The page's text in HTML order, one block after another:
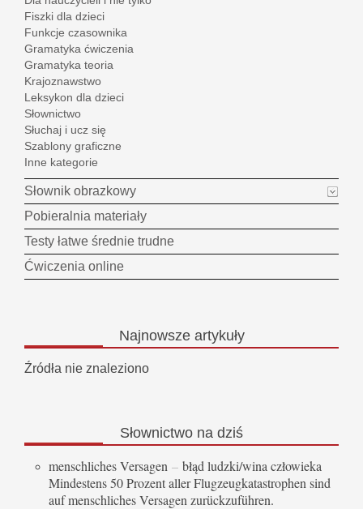
Fiszki dla dzieci
Funkcje czasownika
Gramatyka ćwiczenia
Gramatyka teoria
Krajoznawstwo
Leksykon dla dzieci
Słownictwo
Słuchaj i ucz się
Szablony graficzne
Inne kategorie
Słownik obrazkowy
Pobieralnia materiały
Testy łatwe średnie trudne
Ćwiczenia online
Najnowszeartykuły
Źródła nie znaleziono
Słownictwo na dziś
menschliches Versagen – błąd ludzki/wina człowieka
Mindestens 50 Prozent aller Flugzeugkatastrophen sind
auf menschliches Versagen zurückzuführen.